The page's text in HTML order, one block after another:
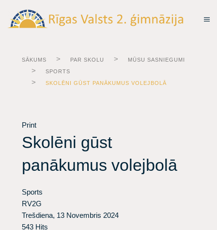
SĀKUMS PAR SKOLU
MŪSU SASNIEGUMI
SPORTS
SKOLĒNI GŪST PANĀKUMUS VOLEJBOLĀ
Print
Skolēni gūst
panākumus volejbolā
Sports
RV2G
Trešdiena, 13 Novembris 2024
543 Hits